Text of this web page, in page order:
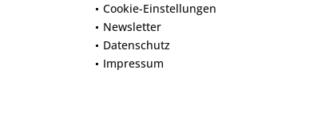
Cookie-Einstellungen
Newsletter
Datenschutz
Impressum